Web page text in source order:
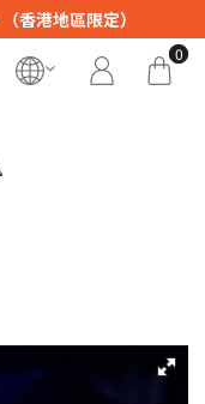
香港地區限定）
0